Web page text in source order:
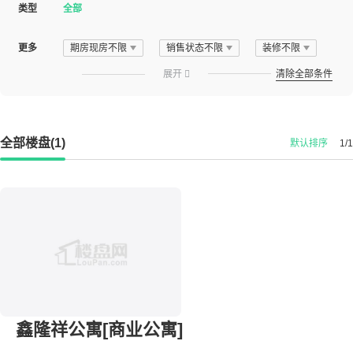
类型 全部
更多 期房现房不限 销售状态不限 装修不限
展开  清除全部条件
全部楼盘(1) 1/1
默认排序
鑫隆祥公寓[商业公寓]